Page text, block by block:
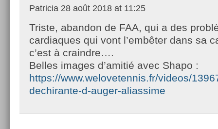
Patricia 28 août 2018 at 11:25
Triste, abandon de FAA, qui a des
cardiaques qui vont l’embêter dans sa
c’est à craindre….
Belles images d’amitié avec Shapo :
https://www.welovetennis.fr/videos/
dechirante-d-auger-aliassime